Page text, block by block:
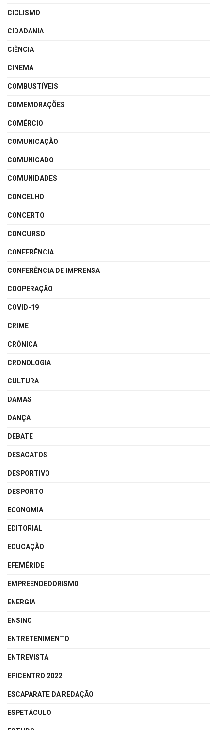
CICLISMO
CIDADANIA
CIÊNCIA
CINEMA
COMBUSTÍVEIS
COMEMORAÇÕES
COMÉRCIO
COMUNICAÇÃO
COMUNICADO
COMUNIDADES
CONCELHO
CONCERTO
CONCURSO
CONFERÊNCIA
CONFERÊNCIA DE IMPRENSA
COOPERAÇÃO
COVID-19
CRIME
CRÓNICA
CRONOLOGIA
CULTURA
DAMAS
DANÇA
DEBATE
DESACATOS
DESPORTIVO
DESPORTO
ECONOMIA
EDITORIAL
EDUCAÇÃO
EFEMÉRIDE
EMPREENDEDORISMO
ENERGIA
ENSINO
ENTRETENIMENTO
ENTREVISTA
EPICENTRO 2022
ESCAPARATE DA REDAÇÃO
ESPETÁCULO